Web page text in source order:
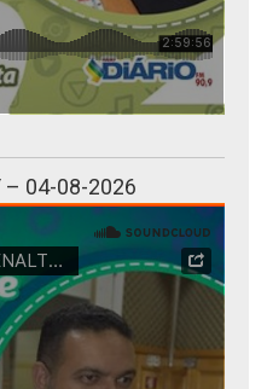
– 04-08-2026